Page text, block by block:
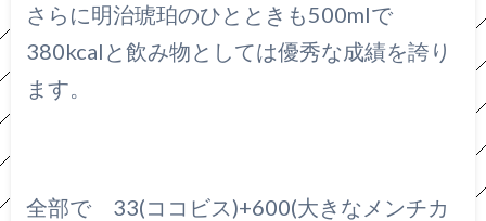
さらに明治琥珀のひとときも500mlで
380kcalと飲み物としては優秀な成績を誇り
ます。
全部で 33(ココビス)+600(大きなメンチカ